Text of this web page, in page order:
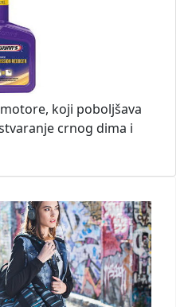
koji poboljšava
crnog dima i